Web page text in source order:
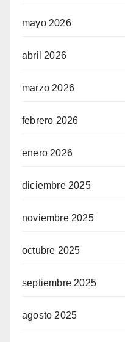
mayo 2026
abril 2026
marzo 2026
febrero 2026
enero 2026
diciembre 2025
noviembre 2025
octubre 2025
septiembre 2025
agosto 2025